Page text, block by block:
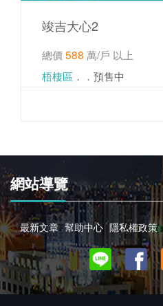
竣吉大心2
總價588 萬/戶 以上
梧棲區 ．．預售中
網站導覽
最新文章 幫助中心 隱私權政策